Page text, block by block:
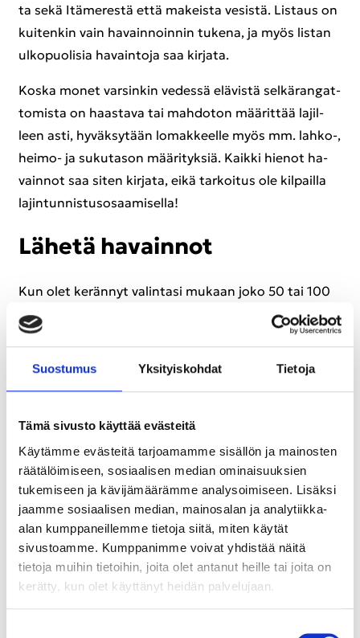
Suos­tu­mus Yk­si­tyis­koh­dat Tie­to­ja
Tämä sivusto käyttää evästeitä
Käytämme evästeitä tarjoamamme sisällön ja mainosten
räätälöimiseen, sosiaalisen median ominaisuuksien
tukemiseen ja kävijämäärämme analysoimiseen. Lisäksi
jaamme sosiaalisen median, mainosalan ja analytiikka-
alan kumppaneillemme tietoja siitä, miten käytät
sivustoamme. Kumppanimme voivat yhdistää näitä
tietoja muihin tietoihin, joita olet antanut heille tai joita on
kerätty, kun olet käyttänyt heidän palvelujaan.
ta sekä Itä­me­res­tä että ma­keis­ta ve­sis­tä. Lis­taus on
kui­ten­kin vain ha­vain­noin­nin tu­ke­na, ja myös lis­tan
ul­ko­puo­li­sia ha­vain­to­ja saa kir­ja­ta.
Koska monet var­sin­kin ve­des­sä elä­vis­tä sel­kä­ran­gat­
to­mis­ta on haas­ta­va tai mah­do­ton mää­rit­tää la­jil­
leen asti, hy­väk­sy­tään lo­mak­keel­le myös mm. lahko-​,
heimo-​ ja su­ku­ta­son mää­ri­tyk­siä. Kaik­ki hie­not ha­
vain­not saa siten kir­ja­ta, eikä tar­koi­tus ole kil­pail­la
la­jin­tun­nis­tus­osaa­mi­sel­la!
Lä­he­tä ha­vain­not
Kun olet ke­rän­nyt va­lin­ta­si mu­kaan joko 50 tai 100
veden asuk­kia ka­saan, lä­he­tä täy­tet­ty tun­nis­tus­lo­
ma­ke säh­kö­pos­tit­se Su­kel­ta­ja­lii­ton toi­mis­toon. Pdf-​
Tämän li­säk­si kan­nus­tam­me kir­jaa­maan kaik­ki ha­
bio­lo­geil­le ja tut­ki­joil­le ar­vo­kas­ta tie­toa eri la­jien le­
vin­nei­syyk­sis­tä ja ylei­syyk­sis­tä Suo­mes­sa.
Vuo­den lo­pus­sa ar­vom­me pal­kin­to­ja kaik­kien osal­lis­
tu­nei­den kes­ken.